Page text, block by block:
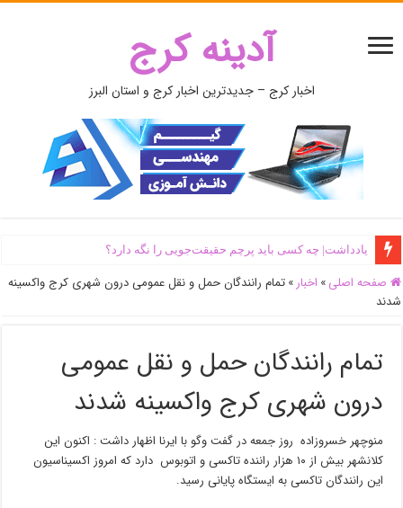
آدینه کرج
اخبار کرج – جدیدترین اخبار کرج و استان البرز
یادداشت| ‌چه کسی باید پرچم حقیقت‌جویی را نگه دارد؟
صفحه اصلی » اخبار » تمام رانندگان حمل و نقل عمومی درون شهری کرج واکسینه
شدند
تمام رانندگان حمل و نقل عمومی
درون شهری کرج واکسینه شدند
منوچهر خسروزاده روز جمعه در گفت وگو با ایرنا اظهار داشت : اکنون این
کلانشهر بیش از ۱۰ هزار راننده تاکسی و اتوبوس دارد که امروز اکسیناسیون
این رانندگان تاکسی به ایستگاه پایانی رسید.